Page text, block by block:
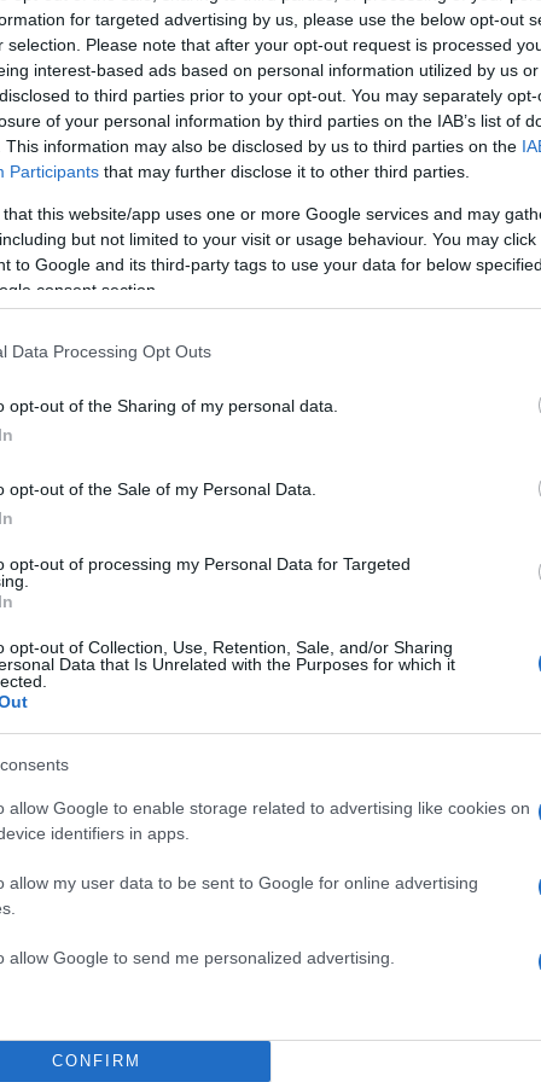
for targeted advertising by us, please use the below opt-out
selection. Please note that after your opt-out request is processed
interest-based ads based on personal information utilized by us
to third parties prior to your opt-out. You may separately
of your personal information by third parties on the IAB’s list of
This information may also be disclosed by us to third parties on the
Participants that may further disclose it to other third parties.
that this website/app uses one or more Google services and may
but not limited to your visit or usage behaviour. You may
to Google and its third-party tags to use your data for below
consent section.
Data Processing Opt Outs
opt-out of the Sharing of my personal data.
opt-out of the Sale of my Personal Data.
opt-out of processing my Personal Data for Targeted
opt-out of Collection, Use, Retention, Sale, and/or Sharing
Data that Is Unrelated with the Purposes for which it
allow Google to enable storage related to advertising like cookies on
identifiers in apps.
allow my user data to be sent to Google for online advertising
allow Google to send me personalized advertising.
CONFIRM
», μια επιθεώρηση που
όλο και περισσότερο με
στη σύγχρονη Ελλάδα
βρίσκει τον τρόπο να μας
της.
συνάντηση κορυφής: Ο Θεός
τον Νώε να παλέψει με
της κιβωτού. Στην
κάθονται» και αναλύουν
λαμόγιο προσπαθεί
πάνω στην πιο απίθανη
ανεβαίνει σε ένα
στρατιωτικού οχήματος
κλίμακας.
μέσα μας υπάρχει ένα
τα έντονα χρώματα, τα
όταν βρίσκεται σ’ ένα
με το σκεπτικό αυτό,
TOP